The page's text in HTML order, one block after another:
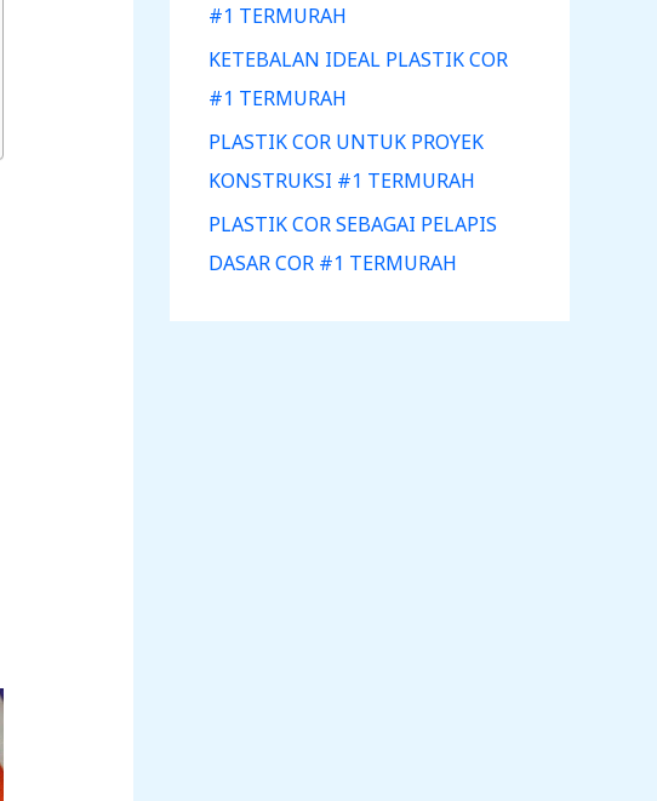
#1 TERMURAH
KETEBALAN IDEAL PLASTIK COR
#1 TERMURAH
PLASTIK COR UNTUK PROYEK
KONSTRUKSI #1 TERMURAH
PLASTIK COR SEBAGAI PELAPIS
DASAR COR #1 TERMURAH